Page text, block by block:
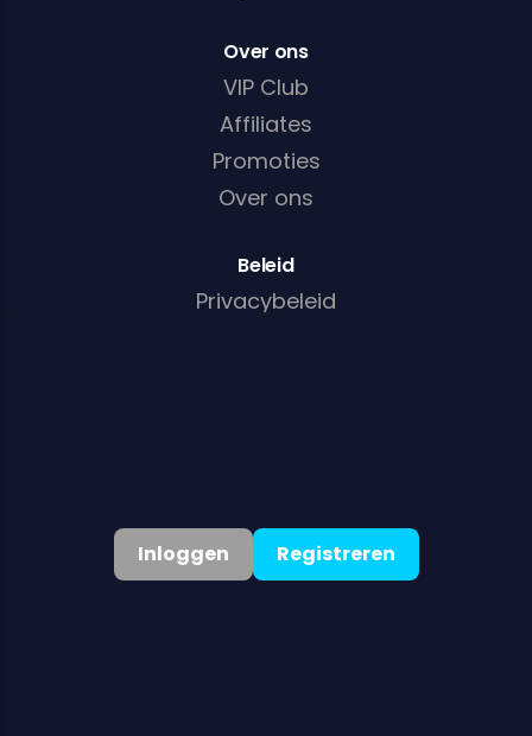
Over ons
VIP Club
Affiliates
Promoties
Over ons
Beleid
Privacybeleid
Nederlands ▾
Inloggen Registreren